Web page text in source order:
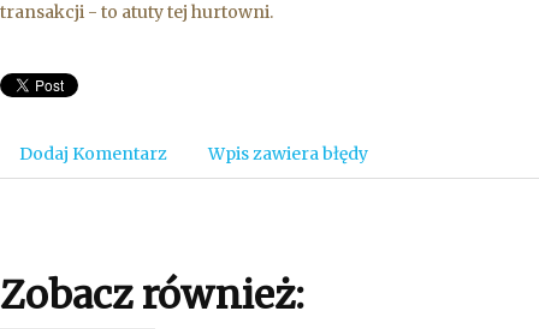
transakcji - to atuty tej hurtowni.
Dodaj Komentarz Wpis zawiera błędy
Zobacz również: